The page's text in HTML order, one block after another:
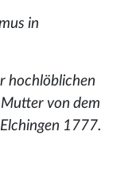
in
hochlöblichen
von dem
1777.